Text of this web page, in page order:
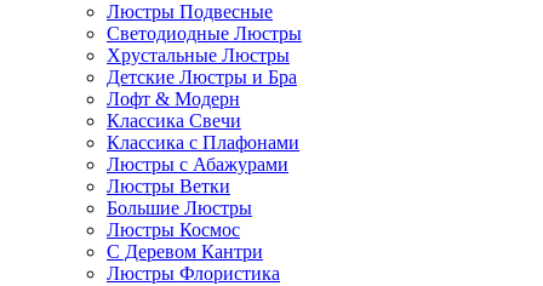
Люстры Подвесные
Светодиодные Люстры
Хрустальные Люстры
Детские Люстры и Бра
Лофт & Модерн
Классика Свечи
Классика с Плафонами
Люстры с Абажурами
Люстры Ветки
Большие Люстры
Люстры Космос
С Деревом Кантри
Люстры Флористика